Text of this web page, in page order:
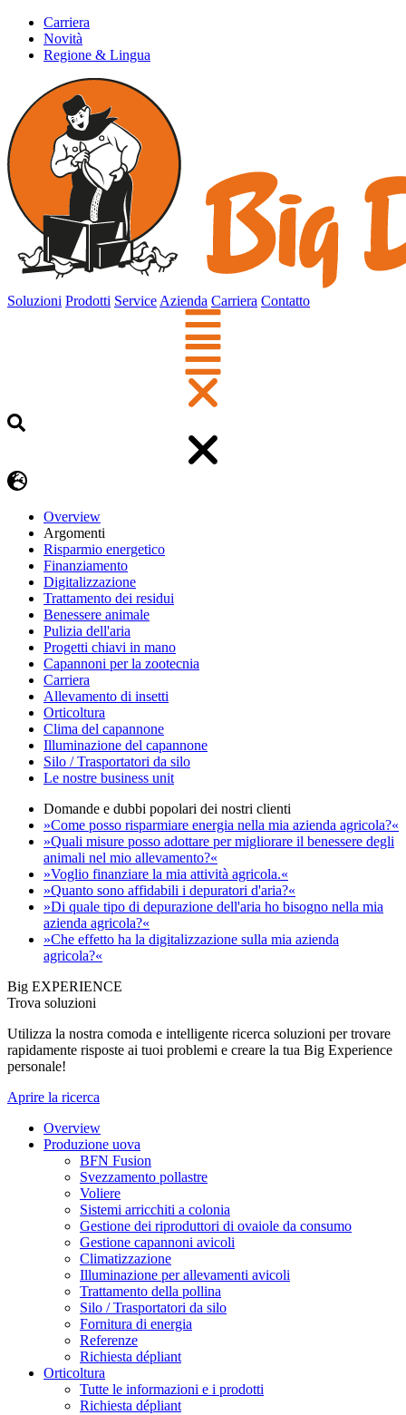
Carriera
Novità
Regione & Lingua
Soluzioni Prodotti Service Azienda Carriera Contatto
Overview
Argomenti
Risparmio energetico
Finanziamento
Digitalizzazione
Trattamento dei residui
Benessere animale
Pulizia dell'aria
Progetti chiavi in mano
Capannoni per la zootecnia
Carriera
Allevamento di insetti
Orticoltura
Clima del capannone
Illuminazione del capannone
Silo / Trasportatori da silo
Le nostre business unit
Domande e dubbi popolari dei nostri clienti
»Come posso risparmiare energia nella mia azienda agricola?«
»Quali misure posso adottare per migliorare il benessere degli
animali nel mio allevamento?«
»Voglio finanziare la mia attività agricola.«
»Quanto sono affidabili i depuratori d'aria?«
»Di quale tipo di depurazione dell'aria ho bisogno nella mia
azienda agricola?«
»Che effetto ha la digitalizzazione sulla mia azienda
agricola?«
Big EXPERIENCE
Trova soluzioni
Utilizza la nostra comoda e intelligente ricerca soluzioni per trovare
rapidamente risposte ai tuoi problemi e creare la tua Big Experience
personale!
Aprire la ricerca
Overview
Produzione uova
BFN Fusion
Svezzamento pollastre
Voliere
Sistemi arricchiti a colonia
Gestione dei riproduttori di ovaiole da consumo
Gestione capannoni avicoli
Climatizzazione
Illuminazione per allevamenti avicoli
Trattamento della pollina
Silo / Trasportatori da silo
Fornitura di energia
Referenze
Richiesta dépliant
Orticoltura
Tutte le informazioni e i prodotti
Richiesta dépliant